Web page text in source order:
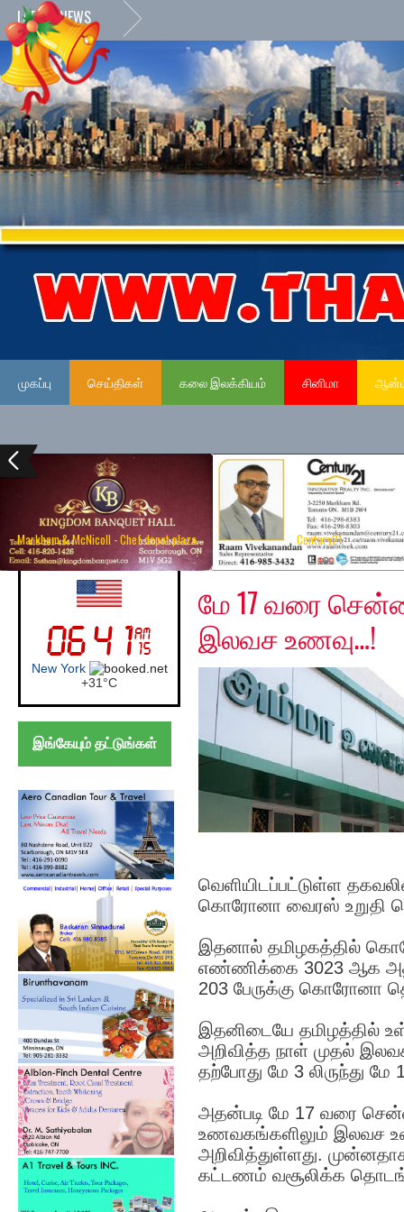
LATEST NEWS
முகப்பு செய்திகள் கலை இலக்கியம் சினிமா
Markham & McNicoll - Chef depot plaza Century21
UK (London)
London
+20°C
இங்கேயும் தட்டுங்கள்
Wednesday, May 6,
மே 17 வரை
இலவச உணவு…!
வெளியிடப்பட்டுள்ள
கொரோனா வைரஸ் உறுதி
இதனால் தமிழகத்தில்
எண்ணிக்கை 3023 ஆக
203 பேருக்கு கொரோனா
இதனிடையே தமிழத்தில்
அறிவித்த நாள் முதல்
தற்போது மே 3 லிருந்து
அதன்படி மே 17 வரை
உணவகங்களிலும் இலவச
அறிவித்துள்ளது.
கட்டணம் வசூலிக்க